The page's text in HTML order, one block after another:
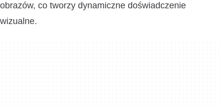
obrazów, co tworzy dynamiczne doświadczenie
wizualne.